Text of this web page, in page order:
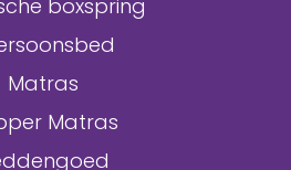
boxspring
Matras
Matras